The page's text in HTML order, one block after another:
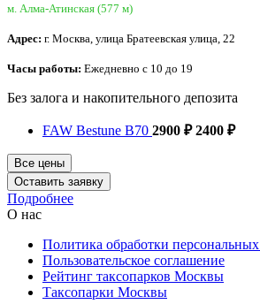
м. Алма-Атинская (577 м)
Адрес: г. Москва, улица Братеевская улица, 22
Часы работы: Ежедневно с 10 до 19
Без залога и накопительного депозита
FAW Bestune B70 2900 ₽ 2400 ₽
Все цены
Оставить заявку
Подробнее
О нас
Политика обработки
Пользовательское соглашение
Рейтинг таксопарков Москвы
Таксопарки Москвы